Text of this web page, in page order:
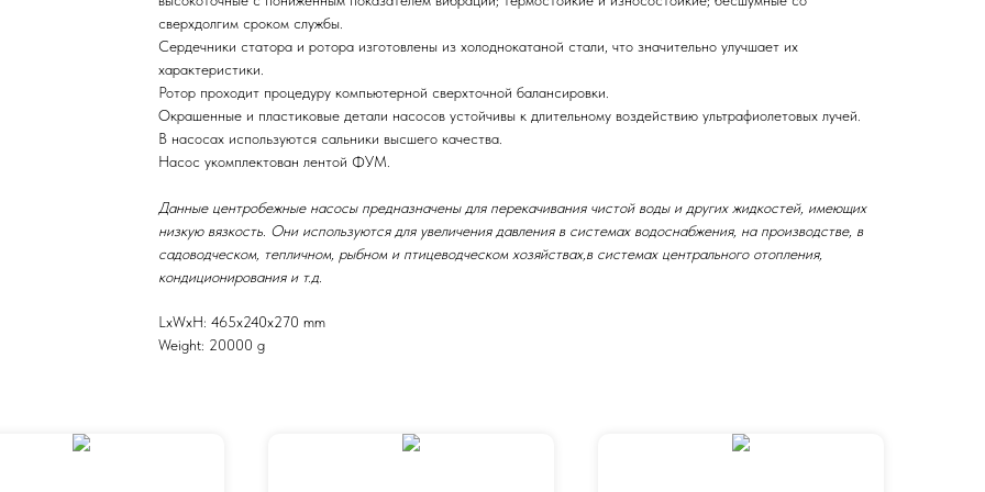
сверхдолгим сроком службы.
Сердечники статора и ротора изготовлены из холоднокатаной стали, что значительно улучшает их
характеристики.
Ротор проходит процедуру компьютерной сверхточной балансировки.
Окрашенные и пластиковые детали насосов устойчивы к длительному воздействию ультрафиолетовых лучей.
В насосах используются сальники высшего качества.
Насос укомплектован лентой ФУМ.
Данные центробежные насосы предназначены для перекачивания чистой воды и других жидкостей, имеющих
низкую вязкость. Они используются для увеличения давления в системах водоснабжения, на производстве, в
садоводческом, тепличном, рыбном и птицеводческом хозяйствах,в системах центрального отопления,
кондиционирования и т.д.
LxWxH: 465x240x270 mm
Weight: 20000 g